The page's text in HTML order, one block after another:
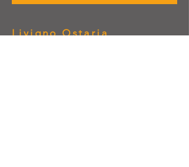
Livigno Ostaria